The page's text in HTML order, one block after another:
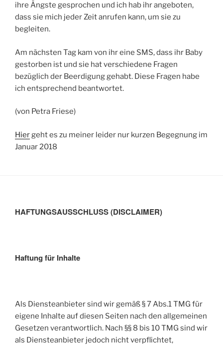
ihre Ängste gesprochen und ich hab ihr angeboten,
dass sie mich jeder Zeit anrufen kann, um sie zu
begleiten.
Am nächsten Tag kam von ihr eine SMS, dass ihr Baby
gestorben ist und sie hat verschiedene Fragen
bezüglich der Beerdigung gehabt. Diese Fragen habe
ich entsprechend beantwortet.
(von Petra Friese)
Hier geht es zu meiner leider nur kurzen Begegnung im
Januar 2018
HAFTUNGSAUSSCHLUSS (DISCLAIMER)
Haftung für Inhalte
Als Diensteanbieter sind wir gemäß § 7 Abs.1 TMG für
eigene Inhalte auf diesen Seiten nach den allgemeinen
Gesetzen verantwortlich. Nach §§ 8 bis 10 TMG sind wir
als Diensteanbieter jedoch nicht verpflichtet,